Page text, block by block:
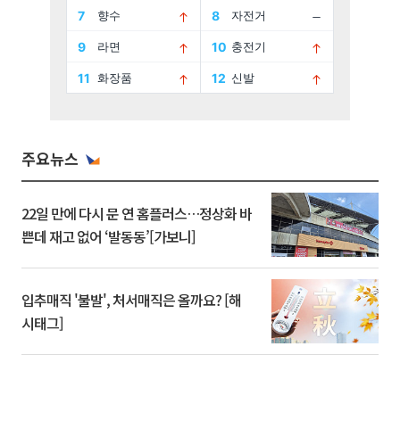
주요뉴스
22일 만에 다시 문 연 홈플러스…정상화 바
쁜데 재고 없어 ‘발동동’[가보니]
입추매직 '불발', 처서매직은 올까요? [해
시태그]